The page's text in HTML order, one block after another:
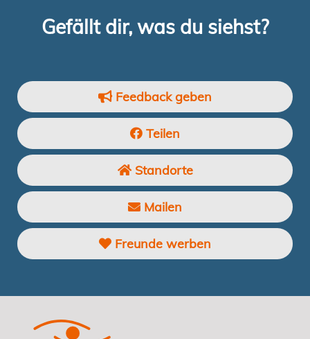
Gefällt dir, was du siehst?
Feedback geben
Teilen
Standorte
Mailen
Freunde werben